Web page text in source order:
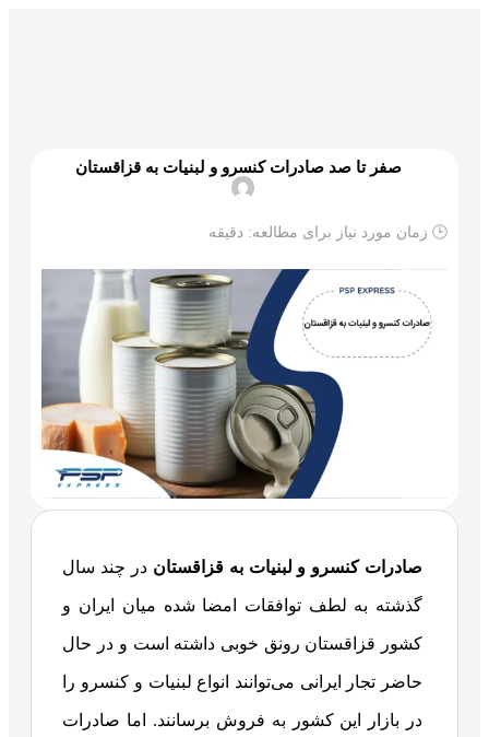
صفر تا صد صادرات کنسرو و لبنیات به قزاقستان
🕒 زمان مورد نیاز برای مطالعه: دقیقه
صادرات کنسرو و لبنیات به قزاقستان در چند سال
گذشته به لطف توافقات امضا شده میان ایران و
کشور قزاقستان رونق خوبی داشته است و در حال
حاضر تجار ایرانی می‌توانند انواع لبنیات و کنسرو را
در بازار این کشور به فروش برسانند. اما صادرات